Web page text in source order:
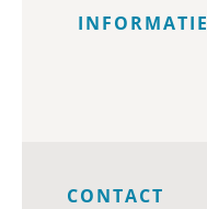
INFORMATIE
CONTACT